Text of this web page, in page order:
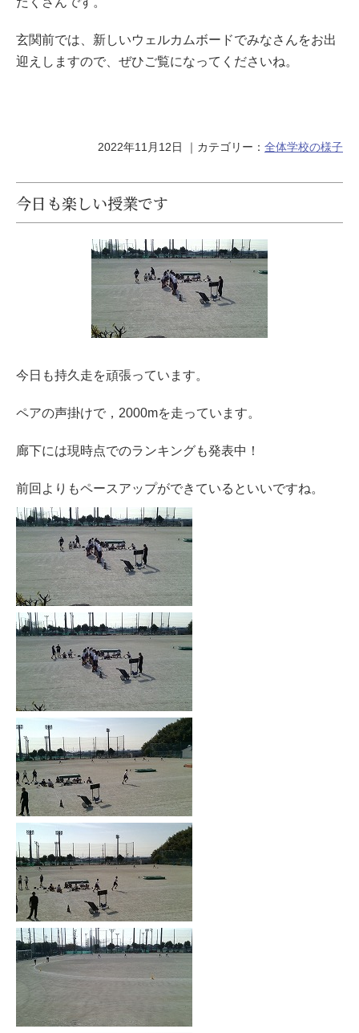
玄関前では、新しいウェルカムボードでみなさんをお出
迎えしますので、ぜひご覧になってくださいね。
2022年11月12日 ｜カテゴリー： 全体学校の様子
今日も楽しい授業です
今日も持久走を頑張っています。
ペアの声掛けで，2000mを走っています。
廊下には現時点でのランキングも発表中！
前回よりもペースアップができているといいですね。